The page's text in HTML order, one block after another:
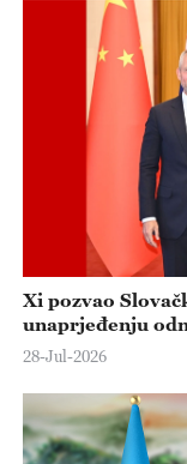
Xi pozvao
unaprjeđenju
28-Jul-2026